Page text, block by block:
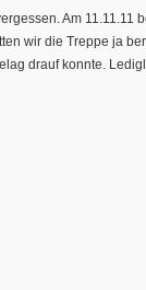
Am 11.11.11
wir die Treppe ja
drauf konnte.